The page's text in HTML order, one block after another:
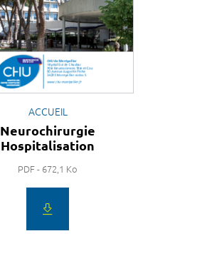
ACCUEIL
Neurochirurgie
Hospitalisation
PDF - 672,1 Ko